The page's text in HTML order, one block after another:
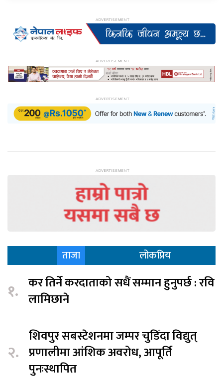
ताजा लोकप्रिय
१. कर तिर्ने करदाताको सधैं सम्मान हुनुपर्छ : रवि
लामिछाने
२.
शिवपुर सबस्टेशनमा जम्पर चुडिँदा विद्युत्
प्रणालीमा आंशिक अवरोध, आपूर्ति
पुनःस्थापित